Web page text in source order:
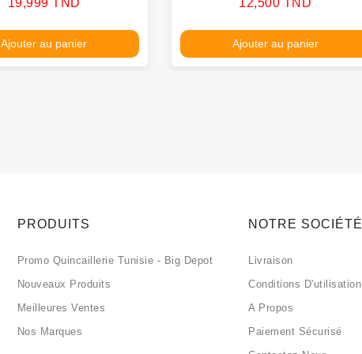
19,999 TND
Ajouter au panier
12,500 TND
Ajouter au panier
PRODUITS
Promo Quincaillerie Tunisie - Big Depot
Nouveaux Produits
Meilleures Ventes
Nos Marques
NOTRE SOCIÉTÉ
Livraison
Conditions D'utilisation
A Propos
Paiement Sécurisé